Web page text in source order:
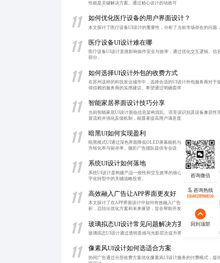
性能是关键解决方案。通过精心设计的动效可
11 如何优化医疗设备的用户界面设计？
本文探讨了医疗设备UI设计的重要性，分析了当前市场存在的问
11 医疗设备UI设计难在哪
医疗设备UI设计直接影响操作安全与效率，通过优化交互逻辑、
部分。
11 如何选择UI设计外包的收费方式
在苏州这样的科技发达城市中，选择合适的UI设计外包服务商对
得信赖的服务商的实用建议。希望通过明确需求
11 智能家居界面设计技巧分享
当前智能家居UI设计面临信息架构混乱、语音误识别及设备兼容
置流程并强化反馈机制，能显著提高用户满意度
11 暗黑UI如何实现盈利
暗黑模式UI通过深色界面降低OLED屏幕能耗与蓝光辐射，提升夜
升转化率与留存率。微距广告团队提供专业设
11 系统UI设计如何落地
系统UI设计是构建产品一致性和交互效率的核心体系，不仅提升
字化转型中的关键战略投资。
11 高效融入广告让APP界面更友好
本文探讨了在APP界面设计中如何有效融入广告元素，通过智能
析，总结出优化方案和未来展望，旨在帮助开发
11 玻璃拟态UI设计常见问题解决方案
玻璃拟态UI设计通过透明质感与光影层次提升界面美观度和交互
11 像素风UI设计如何选适合方案
协同广告通过分层收费方案优化像素风UI设计服务的付费模式，
咨询热线
18402890810
回到顶部